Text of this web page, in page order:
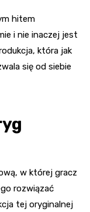
hitem
i nie inaczej jest
która jak
się od siebie
w której gracz
rozwiązać
tej oryginalnej